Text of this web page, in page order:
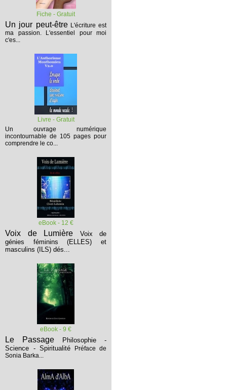
Fiche - Gratuit
Un jour peut-être L'écriture est
ma passion. L'essentiel pour moi
c'es...
Livre - Gratuit
Un ouvrage numérique
incontournable de 105 pages pour
comprendre le co...
eBook - 12 €
Voix de Lumière
Voix de
génies féminins (ELLES) et
masculins (ILS) dés...
eBook - 9 €
Le Passage
Philosophie -
Science - Spiritualité
Préface de
Sonia Barka...